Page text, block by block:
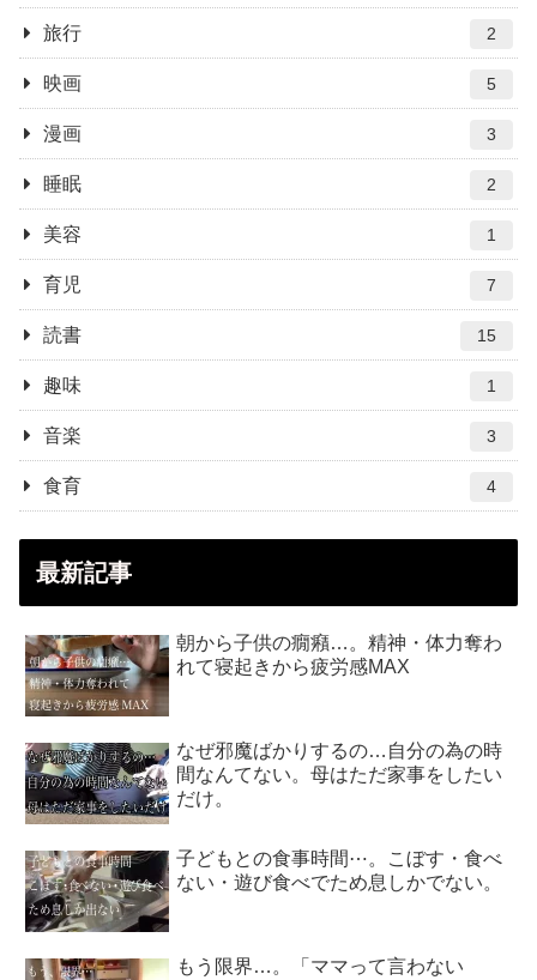
旅行 2
映画 5
漫画 3
睡眠 2
美容 1
育児 7
読書 15
趣味 1
音楽 3
食育 4
最新記事
朝から子供の癇癪…。精神・体力奪わ
れて寝起きから疲労感MAX
なぜ邪魔ばかりするの…自分の為の時
間なんてない。母はただ家事をしたい
だけ。
子どもとの食事時間⋯。こぼす・食べ
ない・遊び食べでため息しかでない。
もう限界…。「ママって言わない